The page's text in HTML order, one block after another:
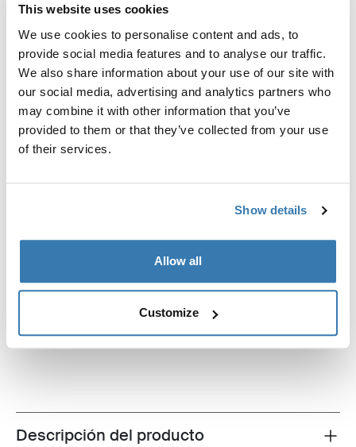
This website uses cookies
We use cookies to personalise content and ads, to
provide social media features and to analyse our traffic.
We also share information about your use of our site with
our social media, advertising and analytics partners who
may combine it with other information that you’ve
provided to them or that they’ve collected from your use
of their services.
Show details
Allow all
Customize
Thule Subterra 2
funda para MacBook de 13 pulgadas
Toggle overview
Descripción del producto